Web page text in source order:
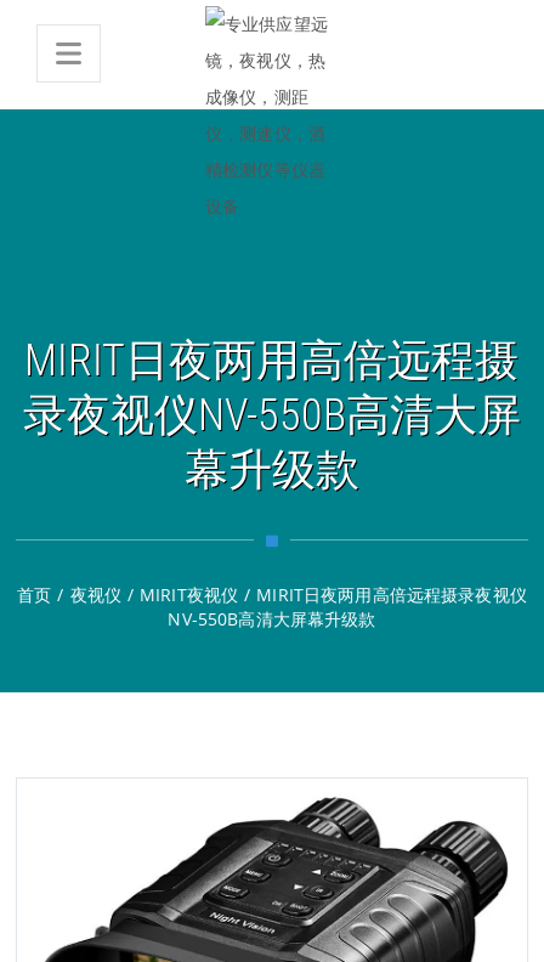
MIRIT日夜两用高倍远程摄
录夜视仪NV-550B高清大屏
幕升级款
首页 / 夜视仪 / MIRIT夜视仪 / MIRIT日夜两用高倍远程摄录夜视仪
NV-550B高清大屏幕升级款